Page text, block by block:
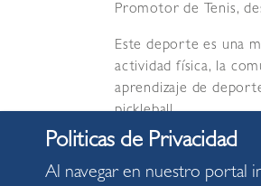
Promotor de Tenis,
Este deporte es una
actividad física, la
aprendizaje de
pickleball.
Al navegar en nuestro portal